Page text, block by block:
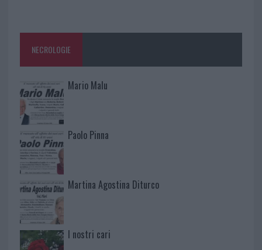
NECROLOGIE
Mario Malu
Paolo Pinna
Martina Agostina Diturco
I nostri cari